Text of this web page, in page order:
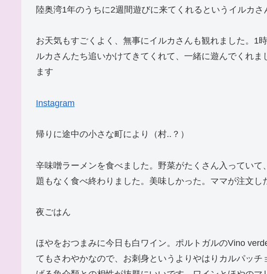
陸奥湾1年のうちに2週間遊びに来てくれるというイルカ
お天気もすごくよく、無事にイルカさんも観れました。1
ルカさんたち追いかけてきてくれて、一緒に遊んでくれ
ます
Instagram
帰りに途中の小さな町により（村..？）
辛味噌ラーメンを食べました。野菜がたくさん入ってい
題もなく食べ終わりました。美味しかった。ママが注文
夜ごはん
ほやをおつまみに今日も白ワイン。ポルトガルのVino
てもさわやかなので、お刺身というよりやはりカルパッ